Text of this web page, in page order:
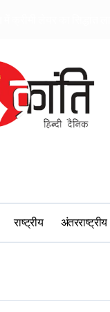
राष्ट्रीय अंतरराष्ट्रीय